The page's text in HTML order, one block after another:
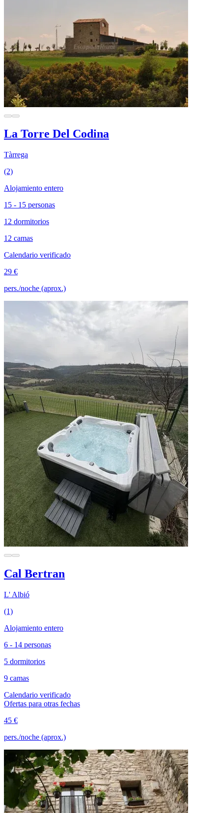
La Torre Del Codina
Tàrrega
(2)
Alojamiento entero
15 - 15 personas
12 dormitorios
12 camas
Calendario verificado
29 €
pers./noche (aprox.)
Cal Bertran
L' Albió
(1)
Alojamiento entero
6 - 14 personas
5 dormitorios
9 camas
Calendario verificado
Ofertas para otras fechas
45 €
pers./noche (aprox.)